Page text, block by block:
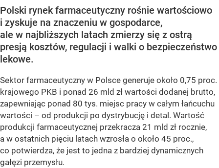
Polski rynek farmaceutyczny rośnie wartościowo
i zyskuje na znaczeniu w gospodarce,
ale w najbliższych latach zmierzy się z ostrą
presją kosztów, regulacji i walki o bezpieczeństwo
lekowe.
Sektor farmaceutyczny w Polsce generuje około 0,75 proc.
krajowego PKB i ponad 26 mld zł wartości dodanej brutto,
zapewniając ponad 80 tys. miejsc pracy w całym łańcuchu
wartości – od produkcji po dystrybucję i detal. Wartość
produkcji farmaceutycznej przekracza 21 mld zł rocznie,
a w ostatnich pięciu latach wzrosła o około 45 proc.,
co potwierdza, że jest to jedna z bardziej dynamicznych
gałęzi przemysłu.